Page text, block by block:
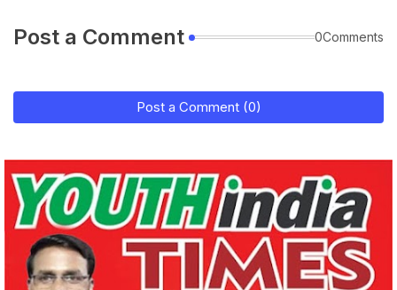
Post a Comment 0Comments
Post a Comment (0)